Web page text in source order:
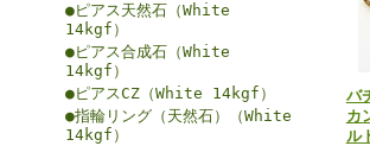
●ピアス天然石（White
14kgf）
●ピアス合成石（White
14kgf）
●ピアスCZ（White 14kgf）
●指輪リング（天然石）（White
14kgf）
バ
カ
ル